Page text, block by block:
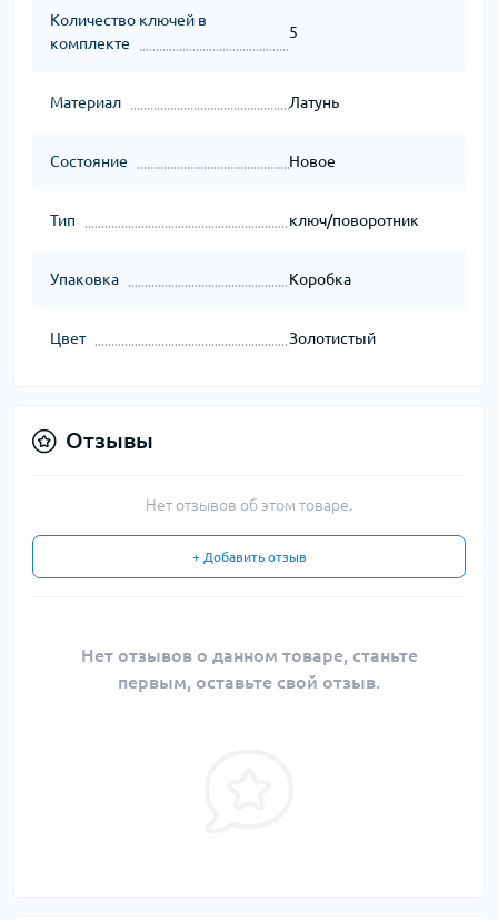
Количество ключей в
комплекте
5
Материал Латунь
Состояние Новое
Тип ключ/поворотник
Упаковка Коробка
Цвет Золотистый
Отзывы
Нет отзывов об этом товаре.
+ Добавить отзыв
Нет отзывов о данном товаре, станьте
первым, оставьте свой отзыв.